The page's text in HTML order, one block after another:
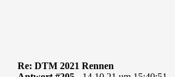
Re: DTM 2021 Rennen